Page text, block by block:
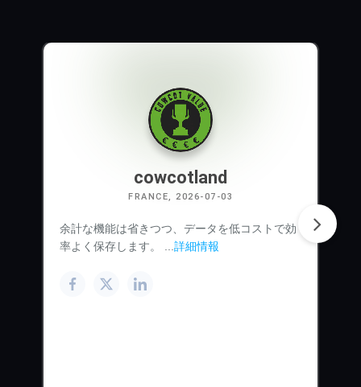
cowcotland
FRANCE, 2026-07-03
余計な機能は省きつつ、データを低コストで効
率よく保存します。 ... 詳細情報